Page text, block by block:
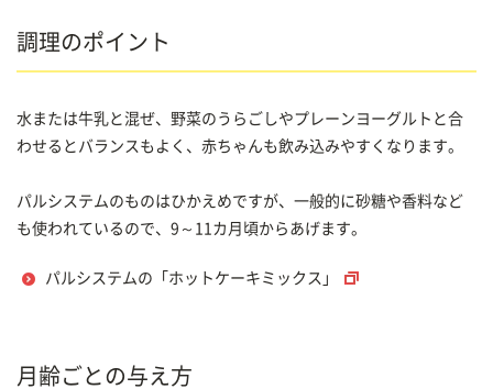
調理のポイント
水または牛乳と混ぜ、野菜のうらごしやプレーンヨーグルトと合
わせるとバランスもよく、赤ちゃんも飲み込みやすくなります。
パルシステムのものはひかえめですが、一般的に砂糖や香料など
も使われているので、9～11カ月頃からあげます。
パルシステムの「ホットケーキミックス」
月齢ごとの与え方